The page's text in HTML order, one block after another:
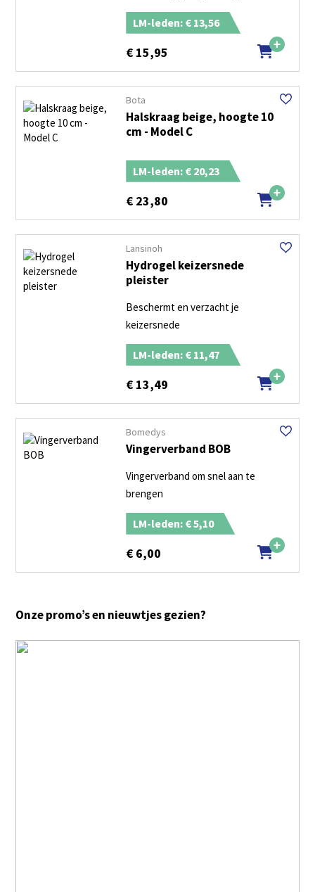
LM-leden: € 13,56
€ 15,95
Bota
Halskraag beige, hoogte 10
cm - Model C
LM-leden: € 20,23
€ 23,80
Lansinoh
Hydrogel keizersnede
pleister
Beschermt en verzacht je
keizersnede
LM-leden: € 11,47
€ 13,49
Bomedys
Vingerverband BOB
Vingerverband om snel aan te
brengen
LM-leden: € 5,10
€ 6,00
Onze promo’s en nieuwtjes gezien?